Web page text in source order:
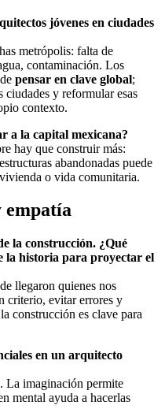
jóvenes en ciudades
metrópolis: falta de
contaminación. Los
pensar en clave global;
ciudades y reformular esas
contexto.
a la capital mexicana?
hay que construir más:
abandonadas puede
o vida comunitaria.
la construcción. ¿Qué
la historia para proyectar el
llegaron quienes nos
criterio, evitar errores y
construcción es clave para
en un arquitecto
La imaginación permite
mental ayuda a hacerlas